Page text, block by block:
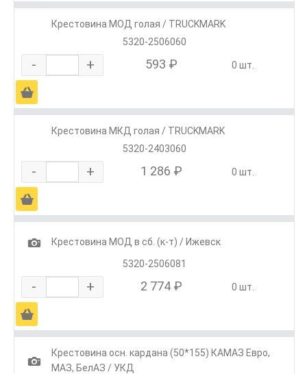
Крестовина МОД голая / TRUCKMARK
5320-2506060
- + 593 ₽ 0 шт.
Ä
Крестовина МКД голая / TRUCKMARK
5320-2403060
- + 1 286 ₽ 0 шт.
Ä
1
Крестовина МОД в сб. (к-т) / Ижевск
5320-2506081
- + 2 774 ₽ 0 шт.
Ä
1
Крестовина осн. кардана (50*155) КАМАЗ Евро,
МАЗ, БелАЗ / УКД